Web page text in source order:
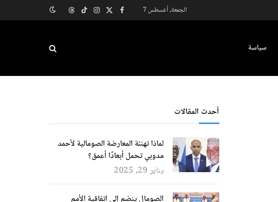
الجمعة, أغسطس 7 فيسبوك
X
الانستغرام
تيكتوكThreads
سياسة
أحدث المقالات
لماذا تهنئة المعارضة الصومالية لأحمد
مدوبي تحمل أبعادًا أعمق؟
يناير 29, 2025
الصومال ينضم إلى اتفاقية الأمم